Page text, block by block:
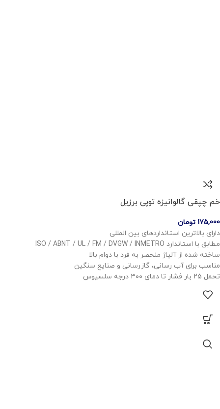
خم چپقی گالوانیزه توپی برزیل
175,000 تومان
دارای بالاترین استانداردهای بین المللی
مطابق با استاندارد ISO / ABNT / UL / FM / DVGW / INMETRO
ساخته شده از آلیاژ منحصر به فرد با دوام بالا
مناسب برای آب رسانی، گازرسانی و صنایع سنگین
تحمل 25 بار فشار تا دمای ۳۰۰ درجه سلسیوس